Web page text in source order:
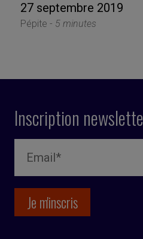
27 septembre 2019
Pépite - 5 minutes
Inscription